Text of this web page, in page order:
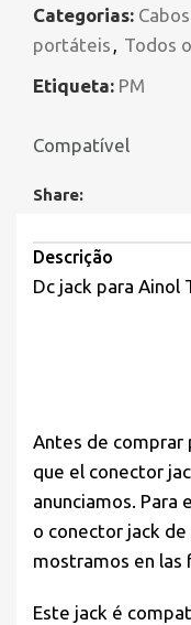
Categorias:
portáteis , Todos
Etiqueta: PM
Compatível
Share:
Descrição
Dc jack para Ainol
Antes de comprar
que el conector
anunciamos.
o conector jack
mostramos en las
Este jack é